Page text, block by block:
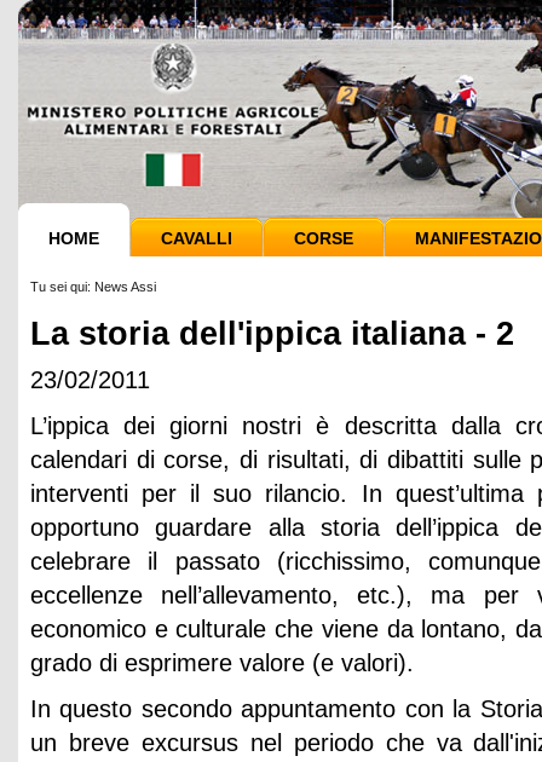
HOME CAVALLI CORSE
Tu sei qui: News Assi
La storia dell'ippica italiana - 2
23/02/2011
L’ippica dei giorni nostri è descritta dalla
calendari di corse, di risultati, di dibattiti sulle
interventi per il suo rilancio. In quest’ultima
opportuno guardare alla storia dell’ippica
celebrare il passato (ricchissimo,
eccellenze nell’allevamento, etc.), ma per
economico e culturale che viene da lontano,
grado di esprimere valore (e valori).
In questo secondo appuntamento con la
un breve excursus nel periodo che va